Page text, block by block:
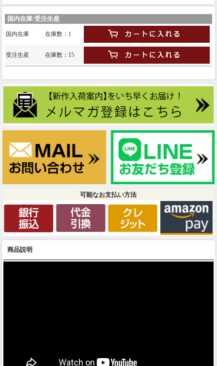
国内在庫/受注生産
国内在庫 在庫数：1
受注生産 在庫数：15
可能なお支払い方法
商品説明